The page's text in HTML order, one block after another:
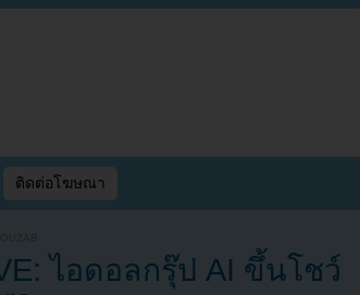
ติดต่อโฆษณา
ไอดอลกรุ๊ป AI ขึ้นโชว์